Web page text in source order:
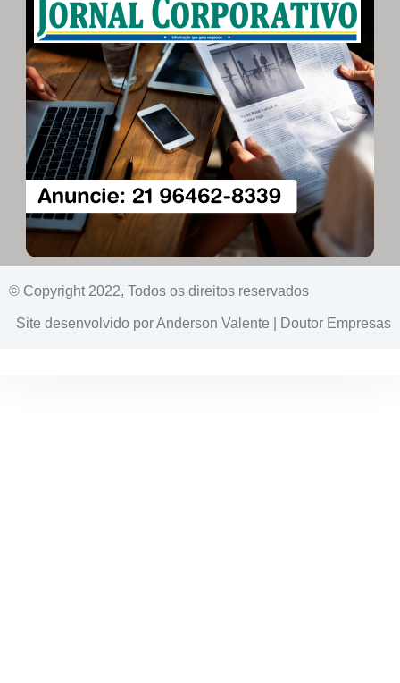
© Copyright 2022, Todos os direitos reservados
Site desenvolvido por Anderson Valente | Doutor Empresas